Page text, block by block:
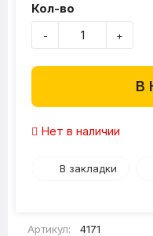
Кол-во
- +
В
Нет в наличии
В закладки
Артикул: 4171